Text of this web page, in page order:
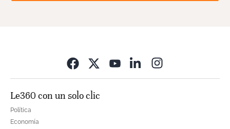
Le360 con un solo clic
Política
Economía